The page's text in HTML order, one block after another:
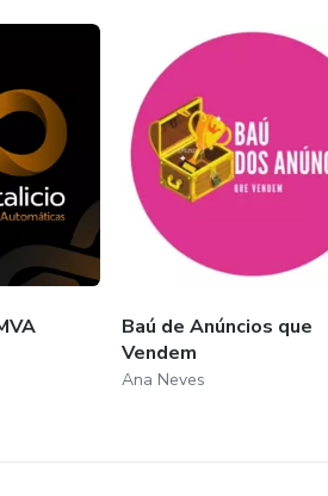
Baú de Anúncios que
Vendem
Ana Neves